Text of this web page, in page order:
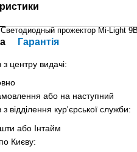
Светодиодный прожектор Mi-Light
Гарантія
центру видачі:
або на наступний
відділення кур'єрської служби:
або Інтайм
Києву: